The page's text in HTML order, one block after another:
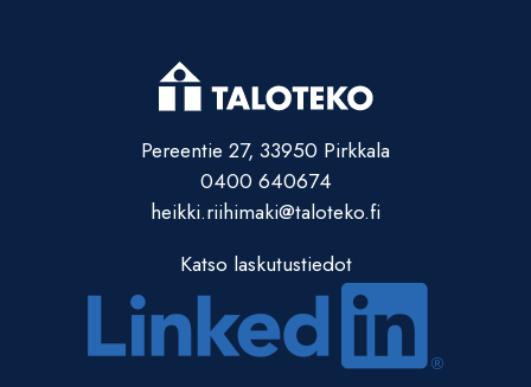
Pereentie 27, 33950 Pirkkala
0400 640674
heikki.riihimaki@taloteko.fi
Katso laskutustiedot